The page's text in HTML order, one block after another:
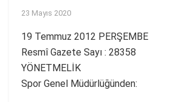
23 Mayıs 2020
19 Temmuz 2012 PERŞEMBE
Resmî Gazete Sayı : 28358
YÖNETMELİK
Spor Genel Müdürlüğünden: